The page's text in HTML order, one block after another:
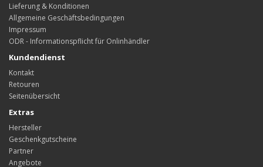
Lieferung & Konditionen
Allgemeine Geschäftsbedingungen
Impressum
ODR - Informationspflicht für Onlinhändler
Kundendienst
Kontakt
Retouren
Seitenübersicht
Extras
Hersteller
Geschenkgutscheine
Partner
Angebote